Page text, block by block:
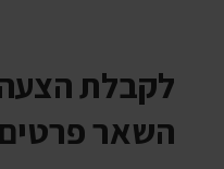
לקבלת
השאר פרטים